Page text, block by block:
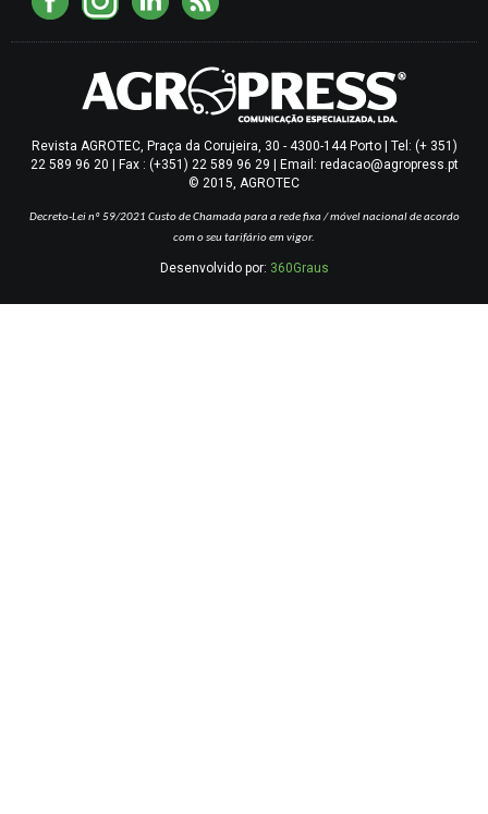
Revista AGROTEC, Praça da Corujeira, 30 - 4300-144 Porto | Tel: (+ 351)
22 589 96 20 | Fax : (+351) 22 589 96 29 | Email: redacao@agropress.pt
© 2015, AGROTEC
Decreto-Lei nº 59/2021 Custo de Chamada para a rede fixa / móvel nacional de acordo
com o seu tarifário em vigor.
Desenvolvido por: 360Graus